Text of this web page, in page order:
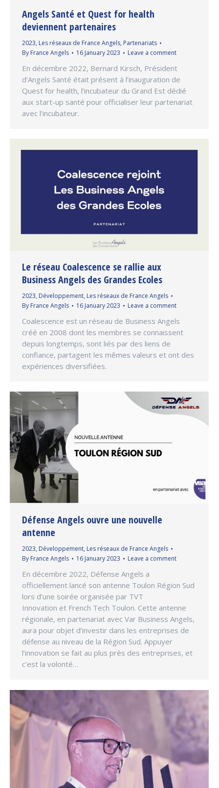
Angels Santé et Quest for health
deviennent partenaires
2023, Les réseaux de France Angels, Partenariats
By France Angels 16 January 2023 Leave a comment
En décembre 2022, Bernard Kirsch, Président
d’Angels Santé était présent à l’inauguration de
Quest for health, l’incubateur du Grand Est dédié
aux start-up santé pour officialiser leur partenariat
avec l’incubateur.
Le réseau Coalescence se rallie aux
Business Angels des Grandes Ecoles
2023, Développement, Les réseaux de France Angels
By France Angels 16 January 2023 Leave a comment
Coalescence est un réseau de Business Angels
créé en 2008 dont les membres se connaissent
depuis longtemps, sont liés par des liens de
confiance, partagent les mêmes valeurs et ont des
expériences diversifiées.
Défense Angels ouvre une nouvelle
antenne
2023, Développement, Les réseaux de France Angels
By France Angels 16 January 2023 Leave a comment
En décembre 2022, Défense Angels a
officiellement lancé son antenne Toulon Région Sud
lors d’une soirée organisée par TVT
Innovation et French Tech Toulon. Cette antenne
régionale, en partenariat avec Var Business Angels,
aura pour objet d’investir dans les entreprises de
défense au niveau de la Région Sud. Appuyer
l’innovation se fait au plus près des entreprises, et
c’est la volonté…